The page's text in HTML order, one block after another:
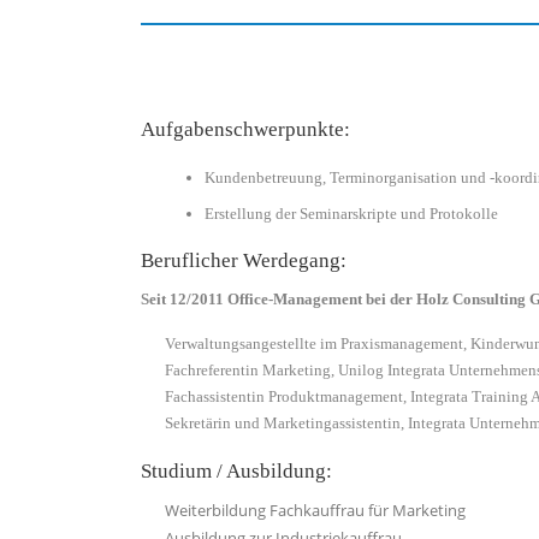
Aufgabenschwerpunkte:
Kundenbetreuung, Terminorganisation und -
Erstellung der Seminarskripte und Protokolle
Beruflicher Werdegang:
Seit 12/2011 Office-Management bei der Holz Consulting
Verwaltungsangestellte im Praxismanagement,
Fachreferentin Marketing, Unilog Integrata
Fachassistentin Produktmanagement, Integrata Training
Sekretärin und Marketingassistentin, Integrata
Studium / Ausbildung:
Weiterbildung Fachkauffrau für Marketing